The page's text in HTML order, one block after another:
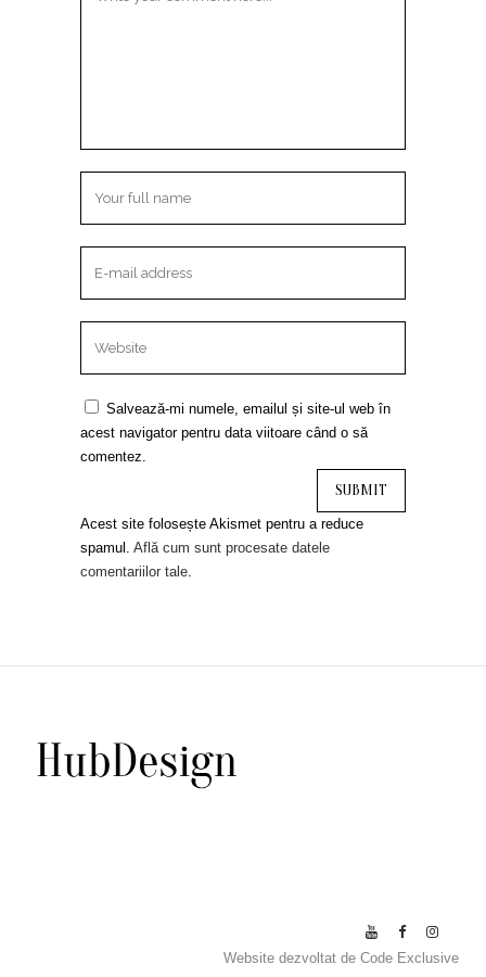
Salvează-mi numele, emailul și site-ul web în
acest navigator pentru data viitoare când o să
comentez.
Acest site folosește Akismet pentru a reduce
spamul. Află cum sunt procesate datele
comentariilor tale.
Website dezvoltat de Code Exclusive